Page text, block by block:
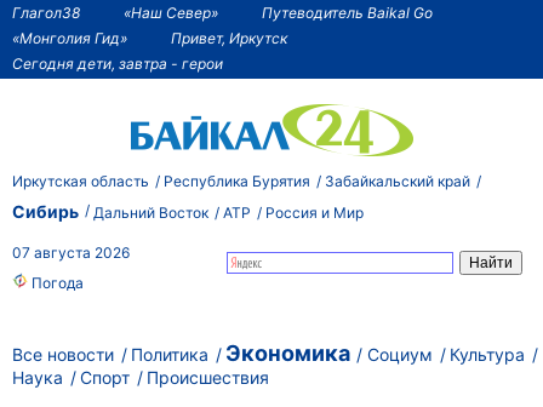
Глагол38 «Наш Север»
Путеводитель Baikal Go
«Монголия Гид»
Привет, Иркутск
Сегодня дети, завтра - герои
Иркутская область Республика Бурятия Забайкальский край
Сибирь Дальний Восток АТР Россия и Мир
07 августа 2026
Погода
Все новости Политика Экономика Социум
Культура
Наука
Спорт Происшествия